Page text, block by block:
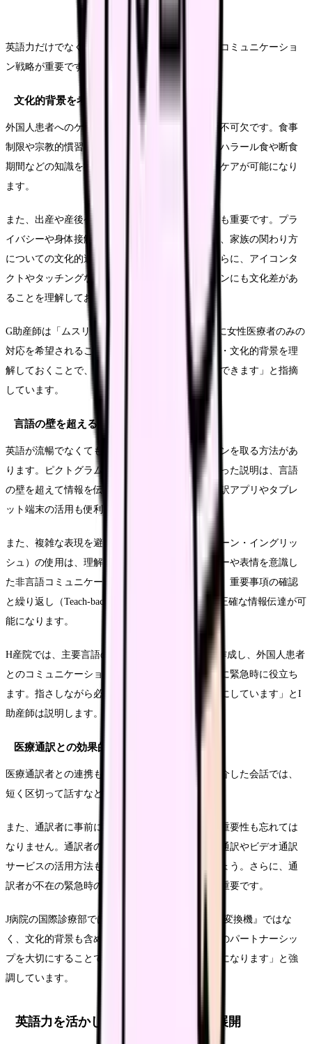
英語力だけでなく、異文化理解を含めた総合的なコミュニケーショ
ン戦略が重要です。
文化的背景を考慮したケア
外国人患者へのケアでは、文化的背景への配慮が不可欠です。食事
制限や宗教的慣習への理解は基本中の基本です。ハラール食や断食
期間などの知識を持っておくことで、より適切なケアが可能になり
ます。
また、出産や産後ケアに関する文化的慣習の尊重も重要です。プラ
イバシーや身体接触に関する文化的差異への配慮、家族の関わり方
についての文化的違いの認識も欠かせません。さらに、アイコンタ
クトやタッチングなどの非言語コミュニケーションにも文化差があ
ることを理解しておく必要があります。
G助産師は「ムスリムの患者さんの場合、診察時に女性医療者のみの
対応を希望されることが多いです。事前に宗教的・文化的背景を理
解しておくことで、より配慮の行き届いたケアができます」と指摘
しています。
言語の壁を超えるコミュニケーション技術
英語が流暢でなくても効果的にコミュニケーションを取る方法があ
ります。ピクトグラムや解剖図などの絵や図を使った説明は、言語
の壁を超えて情報を伝える効果的な手段です。翻訳アプリやタブレ
ット端末の活用も便利です。
また、複雑な表現を避けたシンプルな英語（プレーン・イングリッ
シュ）の使用は、理解を促進します。ジェスチャーや表情を意識し
た非言語コミュニケーションも大切です。さらに、重要事項の確認
と繰り返し（Teach-back method）を行うことで、正確な情報伝達が可
能になります。
H産院では、主要言語の「分娩時フレーズ集」を作成し、外国人患者
とのコミュニケーションに活用しています。「特に緊急時に役立ち
ます。指さしながら必要な情報を伝えられるようにしています」とI
助産師は説明します。
医療通訳との効果的な協働
医療通訳者との連携も重要なスキルです。通訳を介した会話では、
短く区切って話すなどのコツがあります。
また、通訳者に事前に医療情報を共有することの重要性も忘れては
なりません。通訳者の役割と限界を理解し、電話通訳やビデオ通訳
サービスの活用方法も知っておく必要があるでしょう。さらに、通
訳者が不在の緊急時の対応策も考えておくことが重要です。
J病院の国際診療部では「通訳者は単なる『言葉の変換機』ではな
く、文化的背景も含めた橋渡し役です。通訳者とのパートナーシッ
プを大切にすることで、より効果的なケアが可能になります」と強
調しています。
英語力を活かした助産師のキャリア展開